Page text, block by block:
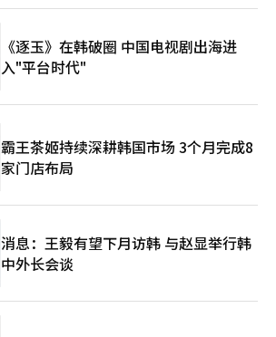
《逐玉》在韩破圈 中国电视剧出海进
入"平台时代"
霸王茶姬持续深耕韩国市场 3个月完成8
家门店布局
消息：王毅有望下月访韩 与赵显举行韩
中外长会谈